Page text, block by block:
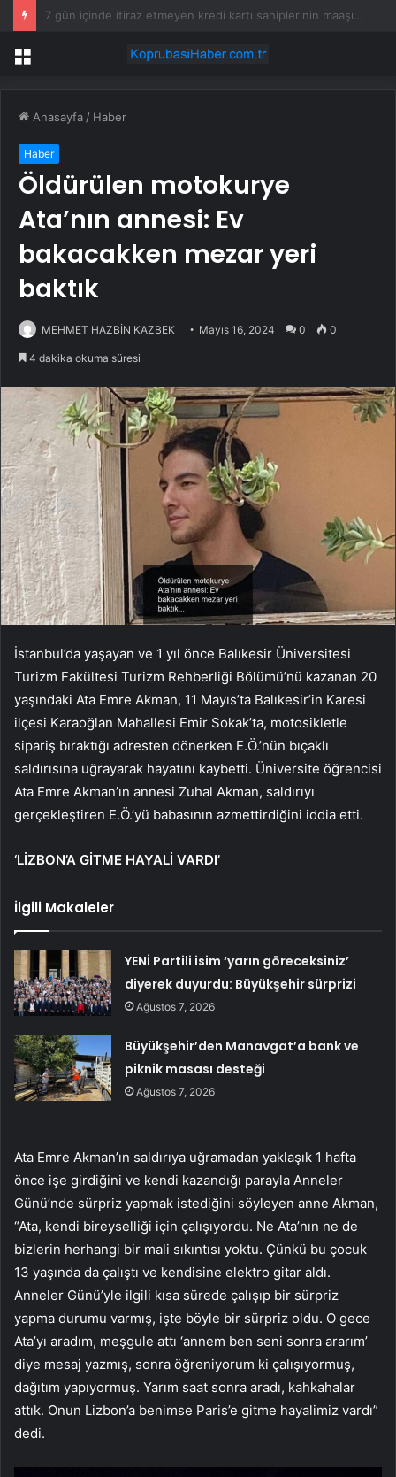
Dalaman Şerefler Mahallesi’nde basınç sorunu giderildi
Menü
Anasayfa / Haber
Haber
Öldürülen motokurye
Ata’nın annesi: Ev
bakacakken mezar yeri
baktık
MEHMET HAZBİN KAZBEK Mayıs 16, 2024 0 0
4 dakika okuma süresi
İstanbul’da yaşayan ve 1 yıl önce Balıkesir Üniversitesi
Turizm Fakültesi Turizm Rehberliği Bölümü’nü kazanan 20
yaşındaki Ata Emre Akman, 11 Mayıs’ta Balıkesir’in Karesi
ilçesi Karaoğlan Mahallesi Emir Sokak’ta, motosikletle
sipariş bıraktığı adresten dönerken E.Ö.’nün bıçaklı
saldırısına uğrayarak hayatını kaybetti. Üniversite öğrencisi
Ata Emre Akman’ın annesi Zuhal Akman, saldırıyı
gerçekleştiren E.Ö.’yü babasının azmettirdiğini iddia etti.
‘LİZBON’A GİTME HAYALİ VARDI’
İlgili Makaleler
YENİ Partili isim ‘yarın göreceksiniz’
diyerek duyurdu: Büyükşehir sürprizi
Ağustos 7, 2026
Büyükşehir’den Manavgat’a bank ve
piknik masası desteği
Ağustos 7, 2026
Ata Emre Akman’ın saldırıya uğramadan yaklaşık 1 hafta
önce işe girdiğini ve kendi kazandığı parayla Anneler
Günü’nde sürpriz yapmak istediğini söyleyen anne Akman,
“Ata, kendi bireyselliği için çalışıyordu. Ne Ata’nın ne de
bizlerin herhangi bir mali sıkıntısı yoktu. Çünkü bu çocuk
13 yaşında da çalıştı ve kendisine elektro gitar aldı.
Anneler Günü’yle ilgili kısa sürede çalışıp bir sürpriz
yapma durumu varmış, işte böyle bir sürpriz oldu. O gece
Ata’yı aradım, meşgule attı ‘annem ben seni sonra ararım’
diye mesaj yazmış, sonra öğreniyorum ki çalışıyormuş,
dağıtım yapıyormuş. Yarım saat sonra aradı, kahkahalar
attık. Onun Lizbon’a benimse Paris’e gitme hayalimiz vardı”
dedi.